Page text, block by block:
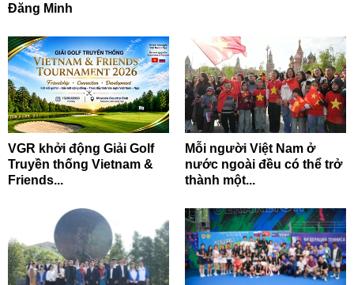
Đăng Minh
VGR khởi động Giải Golf
Truyền thống Vietnam &
Friends...
Mỗi người Việt Nam ở
nước ngoài đều có thể trở
thành một...